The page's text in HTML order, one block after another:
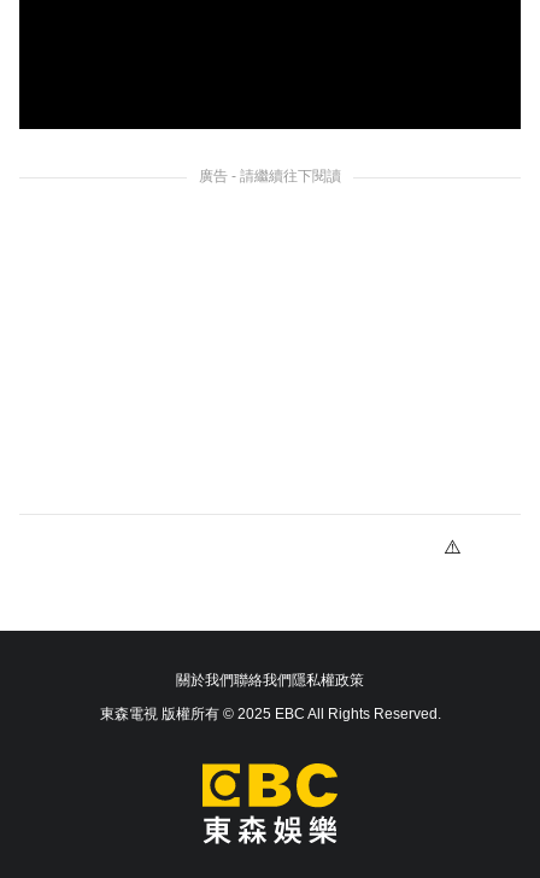
廣告 - 請繼續往下閱讀
關於我們聯絡我們隱私權政策
東森電視 版權所有 © 2025 EBC All Rights Reserved.